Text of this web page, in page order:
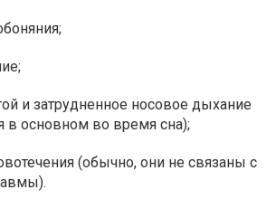
и затрудненное носовое дыхание
в основном во время сна);
(обычно, они не связаны с